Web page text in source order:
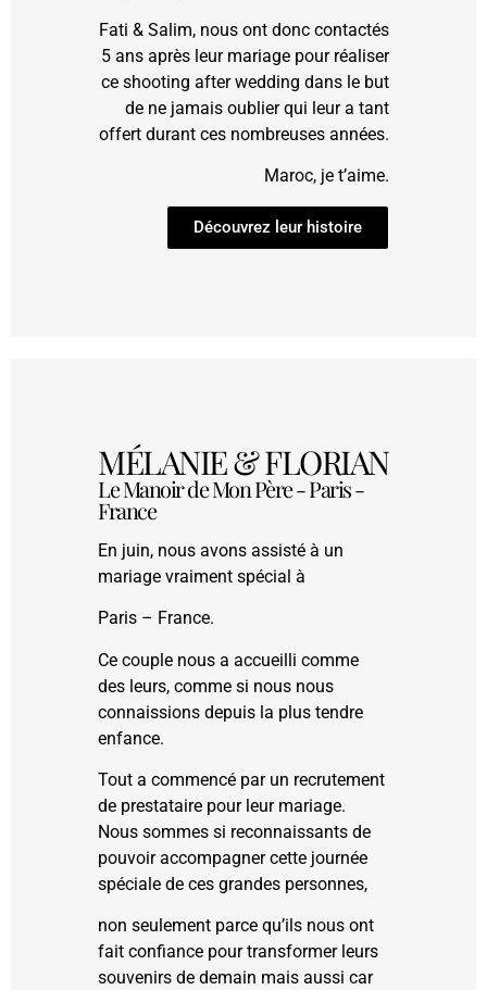
Fati & Salim, nous ont donc contactés
5 ans après leur mariage pour réaliser
ce shooting after wedding dans le but
de ne jamais oublier qui leur a tant
offert durant ces nombreuses années.
Maroc, je t’aime.
Découvrez leur histoire
MÉLANIE & FLORIAN
Le Manoir de Mon Père - Paris -
France
En juin, nous avons assisté à un
mariage vraiment spécial à
Paris – France.
Ce couple nous a accueilli comme
des leurs, comme si nous nous
connaissions depuis la plus tendre
enfance.
Tout a commencé par un recrutement
de prestataire pour leur mariage.
Nous sommes si reconnaissants de
pouvoir accompagner cette journée
spéciale de ces grandes personnes,
non seulement parce qu’ils nous ont
fait confiance pour transformer leurs
souvenirs de demain mais aussi car